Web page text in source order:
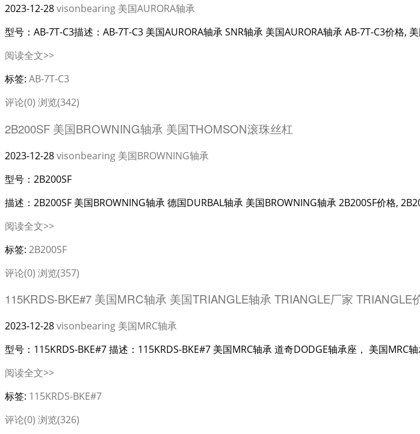
2023-12-28visonbearing 美国AURORA轴承
型号：AB-7T-C3描述：AB-7T-C3 美国AURORA轴承 SNR轴承 美国AURORA轴承 AB-7T-C3价格,
阅读全文>>
标签: AB-7T-C3
评论(0) 浏览(342)
2B200SF 美国BROWNING轴承 美国THOMSON滚珠丝杠
2023-12-28visonbearing 美国BROWNING轴承
型号：2B200SF
描述：2B200SF 美国BROWNING轴承 德国DURBAL轴承 美国BROWNING轴承 2B200SF价格,
阅读全文>>
标签: 2B200SF
评论(0) 浏览(357)
115KRDS-BKE#7 美国MRC轴承 美国TRIANGLE轴承 TRIANGLE厂家 TRIANGLE
2023-12-28visonbearing 美国MRC轴承
型号：115KRDS-BKE#7 描述：115KRDS-BKE#7 美国MRC轴承 道奇DODGE轴承座， 美国MRC
阅读全文>>
标签: 115KRDS-BKE#7
评论(0) 浏览(326)